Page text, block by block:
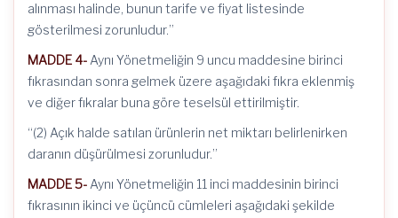
alınması halinde, bunun tarife ve fiyat listesinde
gösterilmesi zorunludur.”
MADDE 4- Aynı Yönetmeliğin 9 uncu maddesine birinci
fıkrasından sonra gelmek üzere aşağıdaki fıkra eklenmiş
ve diğer fıkralar buna göre teselsül ettirilmiştir.
“(2) Açık halde satılan ürünlerin net miktarı belirlenirken
daranın düşürülmesi zorunludur.”
MADDE 5- Aynı Yönetmeliğin 11 inci maddesinin birinci
fıkrasının ikinci ve üçüncü cümleleri aşağıdaki şekilde